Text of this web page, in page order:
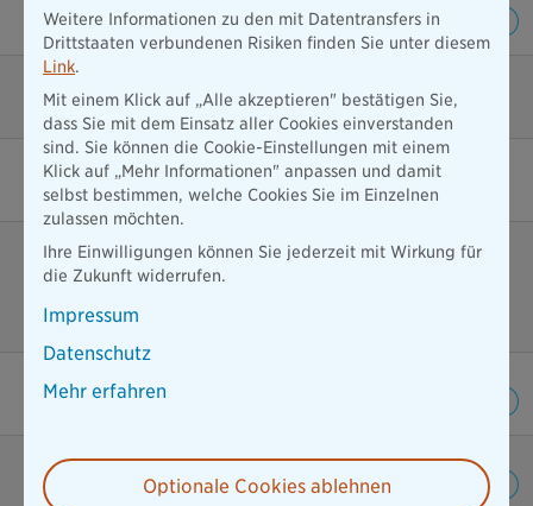
Allgefahrendeckung für den Akku
Absicherung für Ladestation und Ladekabel
Überspannungsschäden abgesichert
Kurzschluss und Tierbissfolgeschäden (auch
Verkabelung)
3.000 EUR
Best-Leistungs-Garantie
Vorsorgebudget
Weitere Informationen zu den mit Datentransfers in
Drittstaaten verbundenen Risiken finden Sie unter diesem
Link.
Mit einem Klick auf „Alle akzeptieren" bestätigen Sie,
dass Sie mit dem Einsatz aller Cookies einverstanden
sind. Sie können die Cookie-Einstellungen mit einem
Klick auf „Mehr Informationen" anpassen und damit
selbst bestimmen, welche Cookies Sie im Einzelnen
zulassen möchten.
Ihre Einwilligungen können Sie jederzeit mit Wirkung für
die Zukunft widerrufen.
Impressum
Datenschutz
Mehr erfahren
Optionale Cookies ablehnen